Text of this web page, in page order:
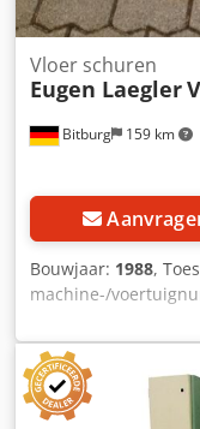
Bitburg 159 km
Vloer schuren
Eugen Laegler
Bouwjaar: 1988,
machine-/
LÄGLER Djdpfecb
de motor: 1.1 KW
Locatie: 54634